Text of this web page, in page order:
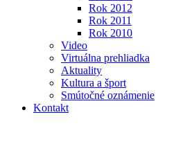
Rok 2012
Rok 2011
Rok 2010
Video
Virtuálna prehliadka
Aktuality
Kultura a šport
Smútočné oznámenie
Kontakt